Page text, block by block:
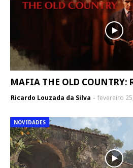
MAFIA THE OLD
Ricardo Louzada da Silva fevereiro
NOVIDADES